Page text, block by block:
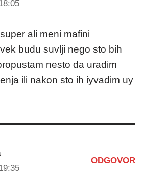
ali meni mafini
budu suvlji nego sto bih
nesto da uradim
ili nakon sto ih iyvadim uy
ODGOVOR